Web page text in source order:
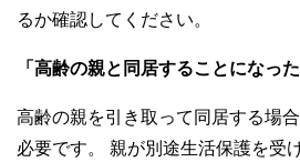
るか確認してください。
「高齢の親と同居することになった
高齢の親を引き取って同居する場
必要です。 親が別途生活保護を受